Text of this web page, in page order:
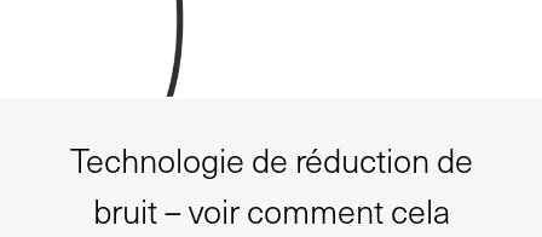
Technologie de réduction de
bruit – voir comment cela